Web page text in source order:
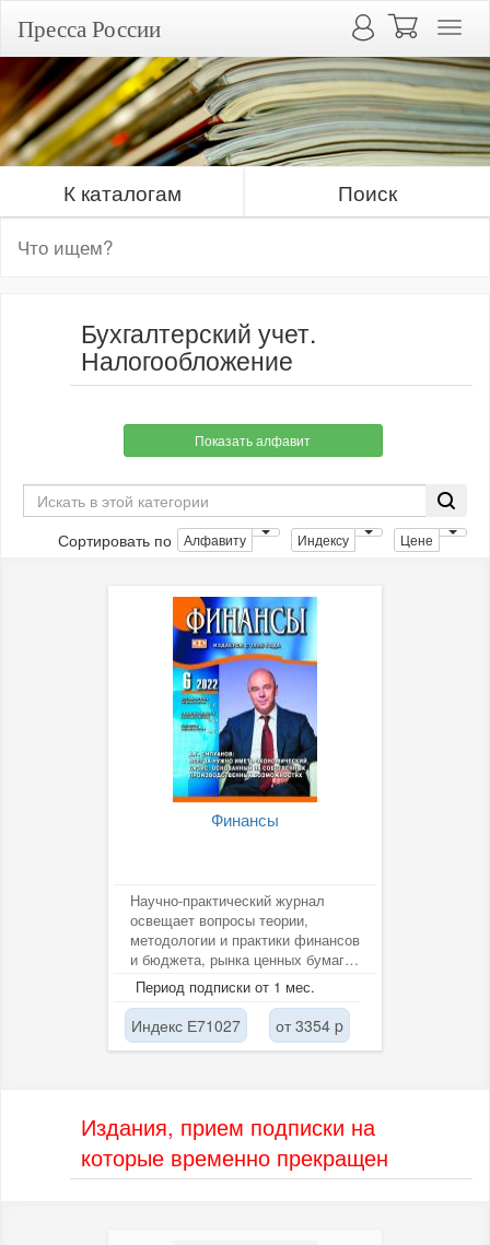
Пресса России
К каталогам Поиск
Бухгалтерский учет.
Налогообложение
Показать алфавит
Сортировать по Алфавиту Индексу Цене
Финансы
Научно-практический журнал
освещает вопросы теории,
методологии и практики финансов
и бюджета, рынка ценных бумаг,
налогообложения, страхования,...
Период подписки от 1 мес.
Индекс Е71027 от 3354 p
Издания, прием подписки на
которые временно прекращен